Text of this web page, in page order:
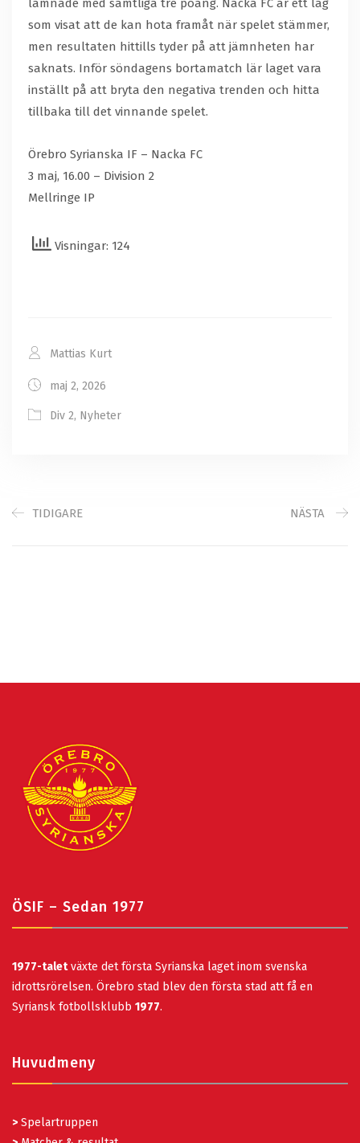
lämnade med samtliga tre poäng. Nacka FC är ett lag
som visat att de kan hota framåt när spelet stämmer,
men resultaten hittills tyder på att jämnheten har
saknats. Inför söndagens bortamatch lär laget vara
inställt på att bryta den negativa trenden och hitta
tillbaka till det vinnande spelet.
Örebro Syrianska IF – Nacka FC
3 maj, 16.00 – Division 2
Mellringe IP
Visningar: 124
Mattias Kurt
maj 2, 2026
Div 2, Nyheter
TIDIGARE NÄSTA
ÖSIF – Sedan 1977
1977-taletväxte det första Syrianska laget inom svenska
idrottsrörelsen. Örebro stad blev den första stad att få en
Syriansk fotbollsklubb 1977.
Huvudmeny
> Spelartruppen